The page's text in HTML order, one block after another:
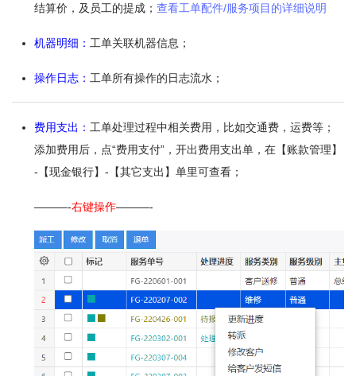
结算价，及员工的提成； 查看工单配件/服务项目的详细说明
机器明细： 工单关联机器信息；
操作日志： 工单所有操作的日志流水；
费用支出： 工单处理过程中相关费用，比如交通费，运费等；
添加费用后，点“费用支付”，开出费用支出单，在【账款管理】
-【现金银行】-【其它支出】单里可查看；
———-右键操作———-